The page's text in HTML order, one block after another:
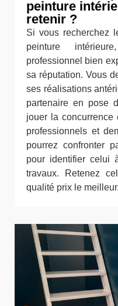
peinture
retenir ?
Si vous recherchez
peinture
professionnel bien
sa réputation. Vous
ses réalisations
partenaire en pose
jouer la
professionnels et
pourrez confronter
pour identifier celui
travaux. Retenez
qualité prix le meilleur.